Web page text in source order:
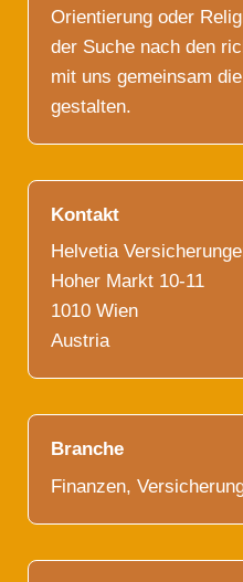
Orientierung oder
der Suche nach den
mit uns gemeinsam
gestalten.
Kontakt
Helvetia
Hoher Markt 10-11
1010 Wien
Austria
Branche
Finanzen,